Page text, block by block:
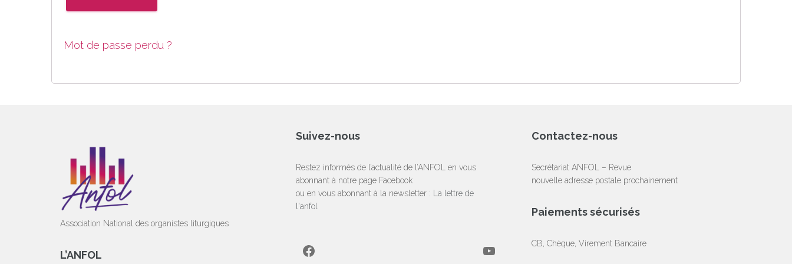
Mot de passe perdu ?
Association National des organistes liturgiques
L’ANFOL
Suivez-nous
Restez informés de l’actualité de l’ANFOL en vous
abonnant à notre page Facebook
ou en vous abonnant à la newsletter :
La lettre de
l'anfol
Contactez-nous
Secrétariat ANFOL – Revue
nouvelle adresse postale prochainement
Paiements sécurisés
CB, Chèque, Virement Bancaire